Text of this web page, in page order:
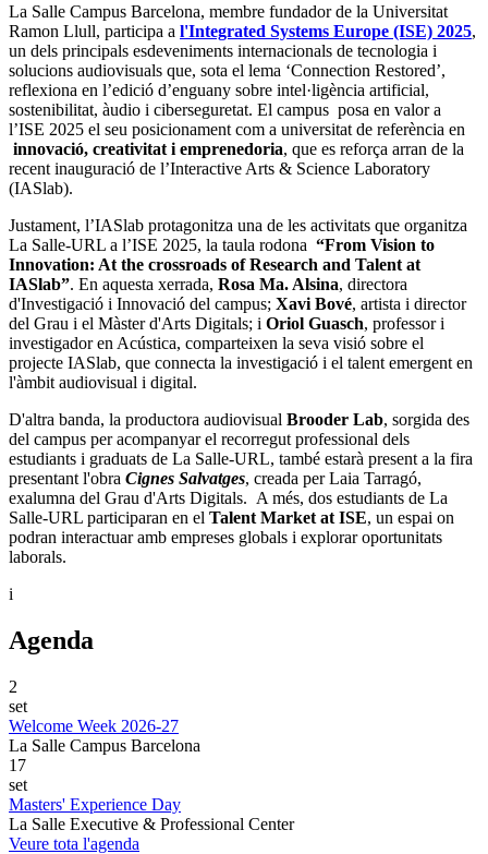
La Salle Campus Barcelona, membre fundador de la Universitat
Ramon Llull, participa a l'Integrated Systems Europe (ISE) 2025,
un dels principals esdeveniments internacionals de tecnologia i
solucions audiovisuals que, sota el lema ‘Connection Restored’,
reflexiona en l’edició d’enguany sobre intel·ligència artificial,
sostenibilitat, àudio i ciberseguretat. El campus posa en valor a
l’ISE 2025 el seu posicionament com a universitat de referència en
innovació, creativitat i emprenedoria, que es reforça arran de la
recent inauguració de l’Interactive Arts & Science Laboratory
(IASlab).
Justament, l’IASlab protagonitza una de les activitats que organitza
La Salle-URL a l’ISE 2025, la taula rodona “From Vision to
Innovation: At the crossroads of Research and Talent at
IASlab”. En aquesta xerrada, Rosa Ma. Alsina, directora
d'Investigació i Innovació del campus; Xavi Bové, artista i director
del Grau i el Màster d'Arts Digitals; i Oriol Guasch, professor i
investigador en Acústica, comparteixen la seva visió sobre el
projecte IASlab, que connecta la investigació i el talent emergent en
l'àmbit audiovisual i digital.
D'altra banda, la productora audiovisual Brooder Lab, sorgida des
del campus per acompanyar el recorregut professional dels
estudiants i graduats de La Salle-URL, també estarà present a la fira
presentant l'obra Cignes Salvatges, creada per Laia Tarragó,
exalumna del Grau d'Arts Digitals. A més, dos estudiants de La
Salle-URL participaran en el Talent Market at ISE, un espai on
podran interactuar amb empreses globals i explorar oportunitats
laborals.
i
Agenda
2
set
Welcome Week 2026-27
La Salle Campus Barcelona
17
set
Masters' Experience Day
La Salle Executive & Professional Center
Veure tota l'agenda